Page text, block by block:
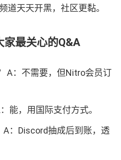
道天天开黑，社区更黏。
家最关心的Q&A
A：不需要，但Nitro会员订
能，用国际支付方式。
A：Discord抽成后到账，透